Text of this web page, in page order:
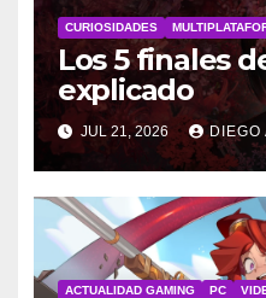
CURIOSIDADES
Los 5 finales
explicado
JUL 21, 2026 DIEGO
ACTUALIDAD GAMING PC